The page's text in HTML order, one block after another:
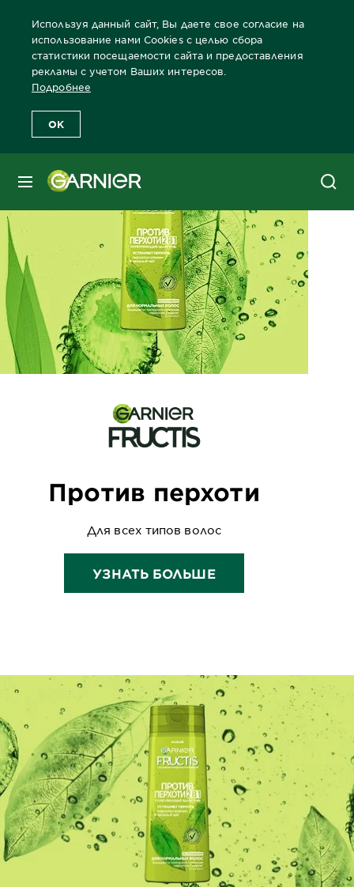
Используя данный сайт, Вы даете свое согласие на
использование нами Cookies с целью сбора
статистики посещаемости сайта и предоставления
рекламы с учетом Ваших интересов.
Подробнее
OK
МЕНЮ
Главная Fructis
Против перхоти
Для всех типов волос
УЗНАТЬ БОЛЬШЕ